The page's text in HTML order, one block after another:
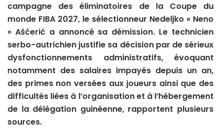
campagne des éliminatoires de la Coupe du
monde FIBA 2027, le sélectionneur Nedeljko « Neno
» Ašćerić a annoncé sa démission. Le technicien
serbo-autrichien justifie sa décision par de sérieux
dysfonctionnements administratifs, évoquant
notamment des salaires impayés depuis un an,
des primes non versées aux joueurs ainsi que des
difficultés liées à l’organisation et à l’hébergement
de la délégation guinéenne, rapportent plusieurs
sources.